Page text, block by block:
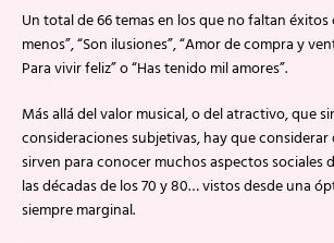
Un total de 66 temas en los que no faltan éxitos
menos”, “Son ilusiones”, “Amor de compra y
Para vivir feliz” o “Has tenido mil amores”.
Más allá del valor musical, o del atractivo, que
consideraciones subjetivas, hay que
sirven para conocer muchos aspectos sociales
las décadas de los 70 y 80… vistos desde una
siempre marginal.